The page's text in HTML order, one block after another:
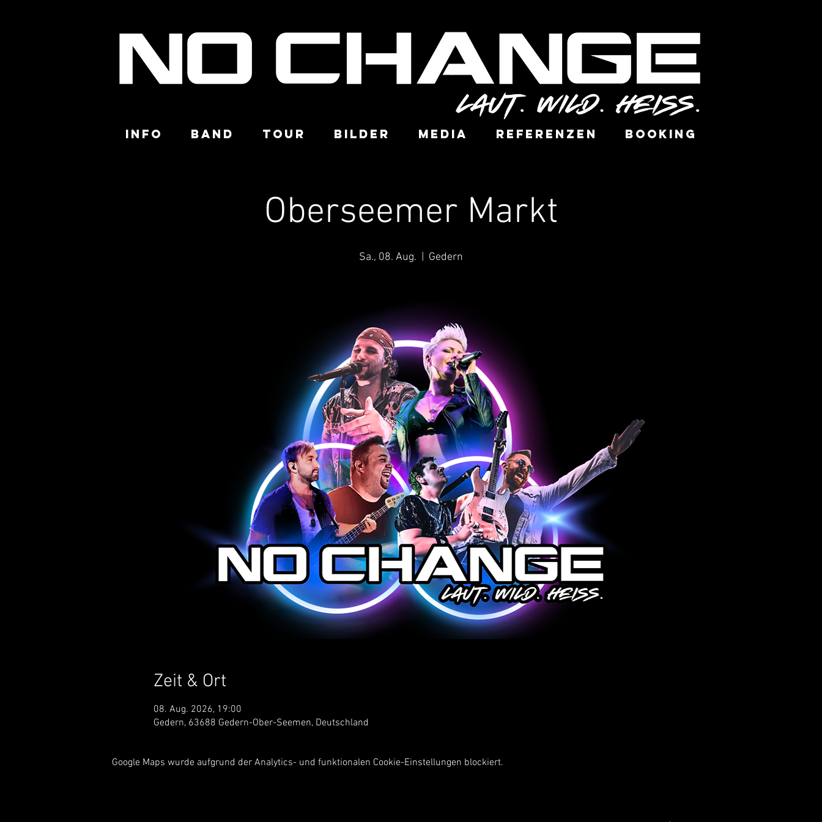
INFO BAND TOUR BILDER MEDIA REFERENZEN BOOKING
Oberseemer Markt
Sa., 08. Aug. Gedern
Zeit & Ort
08. Aug. 2026, 19:00
Gedern, 63688 Gedern-Ober-Seemen, Deutschland
Google Maps wurde aufgrund der Analytics- und funktionalen Cookie-Einstellungen blockiert.